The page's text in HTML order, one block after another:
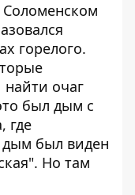
горелого.
очаг
был дым с
где
был виден
. Но там